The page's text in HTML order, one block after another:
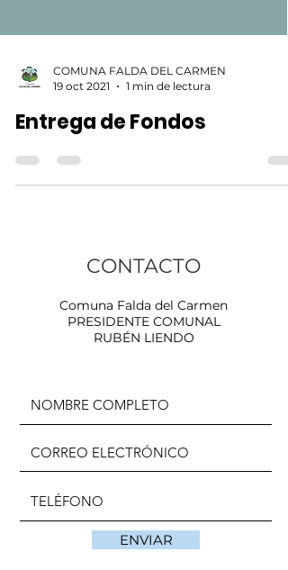
COMUNA FALDA DEL CARMEN
19 oct 2021
1 min de lectura
Entrega de Fondos
CONTACTO
Comuna Falda del Carmen
PRESIDENTE COMUNAL
RUBÉN LIENDO
ENVIAR